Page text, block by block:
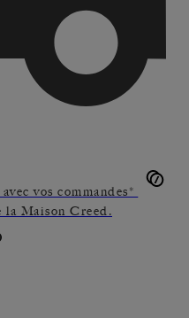
vos commandes*
la Maison Creed.